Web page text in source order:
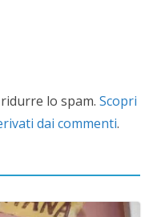
lo spam. Scopri
dai commenti.